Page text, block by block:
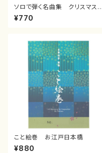
ソロで弾く名曲集 クリスマス・
イブ／恋人がサンタクロース(
箏独奏 /大平光美 編曲/楽
¥770
こと絵巻 お江戸日本橋
¥880